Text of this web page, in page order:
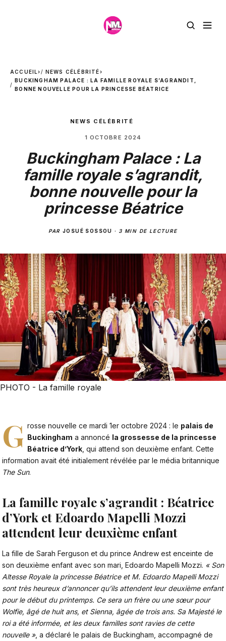
ACCUEIL› NEWS CÉLÉBRITÉ›
BUCKINGHAM PALACE : LA FAMILLE ROYALE S’AGRANDIT,
BONNE NOUVELLE POUR LA PRINCESSE BÉATRICE
NEWS CÉLÉBRITÉ
1 OCTOBRE 2024
Buckingham Palace : La
famille royale s’agrandit,
bonne nouvelle pour la
princesse Béatrice
PARJOSUÉ SOSSOU · 3 MIN DE LECTURE
PHOTO - La famille royale
G rosse nouvelle ce mardi 1er octobre 2024 : le palais de
Buckingham a annoncé la grossesse de la princesse
Béatrice d’York , qui attend son deuxième enfant. Cette
information avait été initialement révélée par le média britannique
The Sun.
La famille royale s’agrandit : Béatrice
d’York et Edoardo Mapelli Mozzi
attendent leur deuxième enfant
La fille de Sarah Ferguson et du prince Andrew est enceinte de
son deuxième enfant avec son mari, Edoardo Mapelli Mozzi. « Son
Altesse Royale la princesse Béatrice et M. Edoardo Mapelli Mozzi
sont très heureux d’annoncer qu’ils attendent leur deuxième enfant
pour le début du printemps. Ce sera un frère ou une sœur pour
Wolfie, âgé de huit ans, et Sienna, âgée de trois ans. Sa Majesté le
roi a été informée, et les deux familles sont ravies de cette
nouvelle », a déclaré le palais de Buckingham , accompagné de